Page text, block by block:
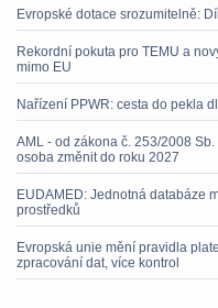
Evropské dotace srozumitelně:
Rekordní pokuta pro TEMU a
mimo EU
Nařízení PPWR: cesta do pekla
AML - od zákona č. 253/2008
osoba změnit do roku 2027
EUDAMED: Jednotná databáze
prostředků
Evropská unie mění pravidla
zpracování dat, více kontrol